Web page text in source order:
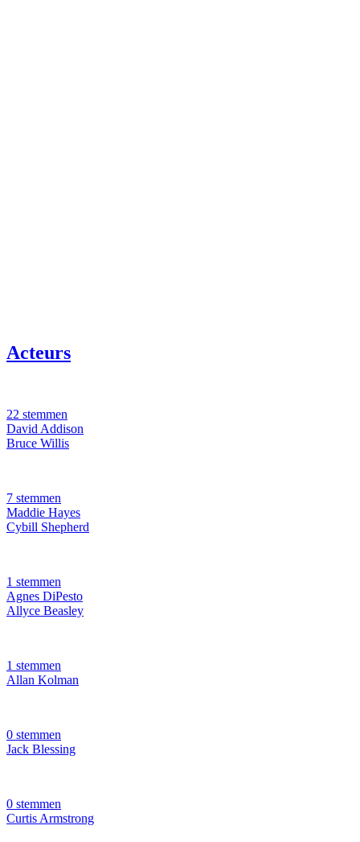
Acteurs
22 stemmen
David Addison
Bruce Willis
7 stemmen
Maddie Hayes
Cybill Shepherd
1 stemmen
Agnes DiPesto
Allyce Beasley
1 stemmen
Allan Kolman
0 stemmen
Jack Blessing
0 stemmen
Curtis Armstrong